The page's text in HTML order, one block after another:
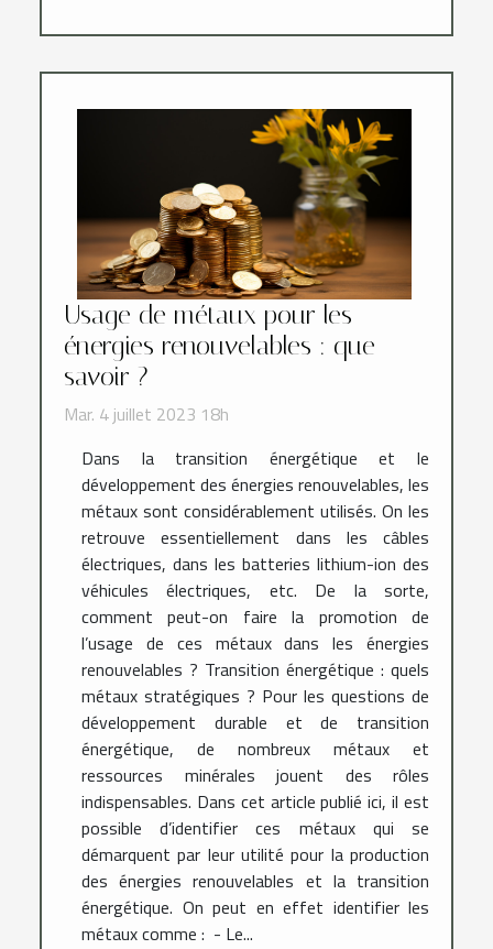
Usage de métaux pour les
énergies renouvelables : que
savoir ?
Mar. 4 juillet 2023 18h
Dans la transition énergétique et le
développement des énergies renouvelables, les
métaux sont considérablement utilisés. On les
retrouve essentiellement dans les câbles
électriques, dans les batteries lithium-ion des
véhicules électriques, etc. De la sorte,
comment peut-on faire la promotion de
l’usage de ces métaux dans les énergies
renouvelables ? Transition énergétique : quels
métaux stratégiques ? Pour les questions de
développement durable et de transition
énergétique, de nombreux métaux et
ressources minérales jouent des rôles
indispensables. Dans cet article publié ici, il est
possible d’identifier ces métaux qui se
démarquent par leur utilité pour la production
des énergies renouvelables et la transition
énergétique. On peut en effet identifier les
métaux comme : - Le...